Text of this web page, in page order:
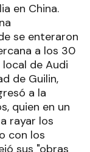
en China.
se enteraron
a los 30
de Audi
de Guilin,
a la
quien en un
rayar los
con los
sus "obras